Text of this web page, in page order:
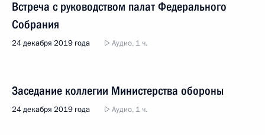
Встреча с руководством палат Федерального
Собрания
24 декабря 2019 года Аудио, 1 ч.
Заседание коллегии Министерства обороны
24 декабря 2019 года Аудио, 1 ч.